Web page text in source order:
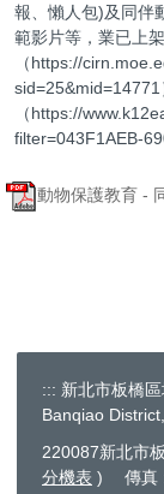
報、懶人包)及同伴
範影片等，業已上
（https://
（https://
filter=043F1AEB-
動物保護教育 -
::: 新北市板橋
Banqiao
220087新北市
分機表 ) 傳真